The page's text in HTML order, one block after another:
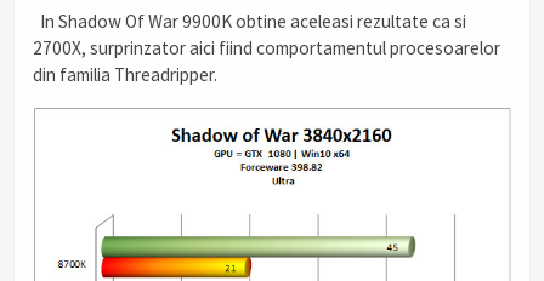
In Shadow Of War 9900K obtine aceleasi rezultate ca si
2700X, surprinzator aici fiind comportamentul procesoarelor
din familia Threadripper.